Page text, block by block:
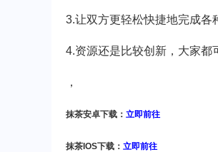
3.让双方更轻松快捷地完成各
4.资源还是比较创新，大家都
，
抹茶安卓下载： 立即前往
抹茶IOS下载： 立即前往